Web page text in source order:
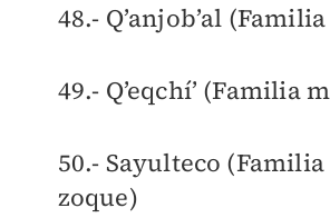
48.- Q’anjob’al
49.- Q’eqchí’ (Familia
50.- Sayulteco
zoque)